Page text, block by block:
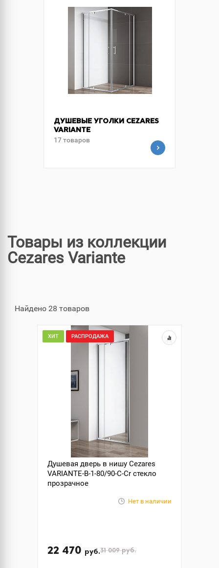
ДУШЕВЫЕ УГОЛКИ CEZARES
VARIANTE
17 товаров
Товары из коллекции
Cezares Variante
Найдено 28 товаров
ХИТ РАСПРОДАЖА
Душевая дверь в нишу Cezares
VARIANTE-B-1-80/90-C-Cr стекло
прозрачное
Нет в наличии
22 470 руб.31 009руб.